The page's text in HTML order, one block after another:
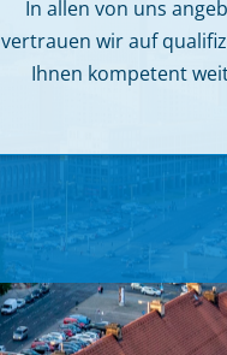
In allen von uns
vertrauen wir auf
Ihnen kompetent